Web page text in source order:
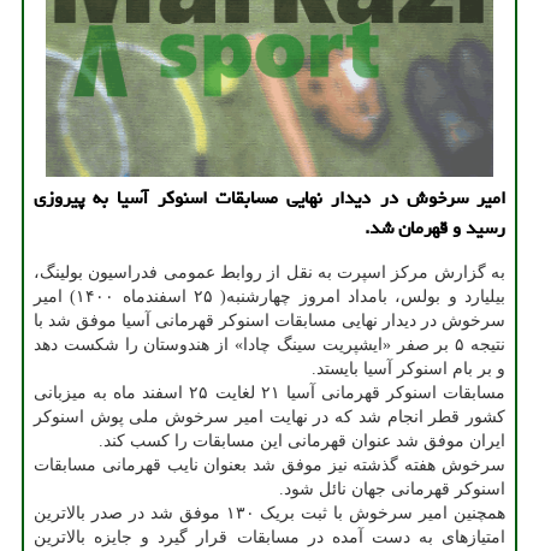
امیر سرخوش در دیدار نهایی مسابقات اسنوکر آسیا به پیروزی
رسید و قهرمان شد.
به گزارش مرکز اسپرت به نقل از روابط عمومی فدراسیون بولینگ،
بیلیارد و بولس، بامداد امروز چهارشنبه( ۲۵ اسفندماه ۱۴۰۰) امیر
سرخوش در دیدار نهایی مسابقات اسنوکر قهرمانی آسیا موفق شد با
نتیجه ۵ بر صفر «ایشپریت سینگ چادا» از هندوستان را شکست دهد
و بر بام اسنوکر آسیا بایستد.
مسابقات اسنوکر قهرمانی آسیا ۲۱ لغایت ۲۵ اسفند ماه به میزبانی
کشور قطر انجام شد که در نهایت امیر سرخوش ملی پوش اسنوکر
ایران موفق شد عنوان قهرمانی این مسابقات را کسب کند.
سرخوش هفته گذشته نیز موفق شد بعنوان نایب قهرمانی مسابقات
اسنوکر قهرمانی جهان نائل شود.
همچنین امیر سرخوش با ثبت بریک ۱۳۰ موفق شد در صدر بالاترین
امتیازهای به دست آمده در مسابقات قرار گیرد و جایزه بالاترین